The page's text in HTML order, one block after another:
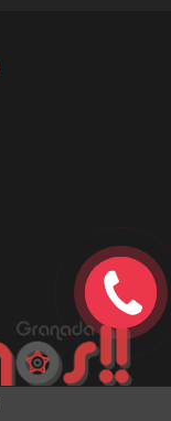
TE
LLAMAMOS
GRATIS!!